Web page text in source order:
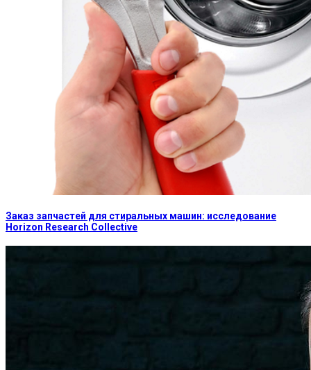
Заказ запчастей для стиральных машин: исследование
Horizon Research Collective